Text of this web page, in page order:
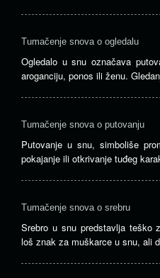
Tumačenje snova o ogledalu
Ogledalo u snu označava
aroganciju, ponos ili ženu.
Tumačenje snova o putovanju
Putovanje u snu, simboliše
pokajanje ili otkrivanje tuđeg
Tumačenje snova o srebru
Srebro u snu predstavlja teško
loš znak za muškarce u snu, ali